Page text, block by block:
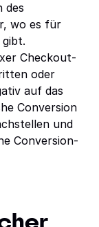
des
wo es für
Checkout-
oder
auf das
Conversion
und
Conversion-